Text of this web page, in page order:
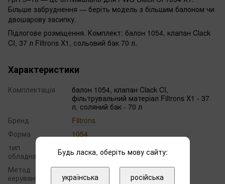
Більше забруднення — беріть модель з більшим балоном чи
двошарову засипку.
Підлогове розміщення. Комплект: балон 1054, клапан Clack
CI, 37 л Filtrons X1, сольовий бак 70 л.
Характеристики
Комплектація
балон 1054, клапан Clack CI,
фільтрувальний матеріал Filtrons X1 - 37
л, соляний бак - 70 л
Бренд
Filtrons
Форма
1054
тип
обладнання
класичне виконання
Метод
керування
автоматичне
Будь ласка, оберіть мову сайту:
українська російська